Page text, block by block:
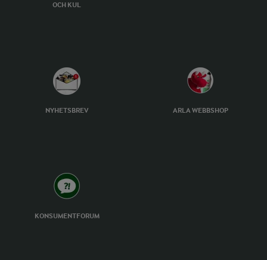
OCH KUL
NYHETSBREV ARLA WEBBSHOP
KONSUMENTFORUM